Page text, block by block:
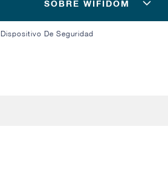
SOBRE WIFIDOM
Dispositivo De Seguridad